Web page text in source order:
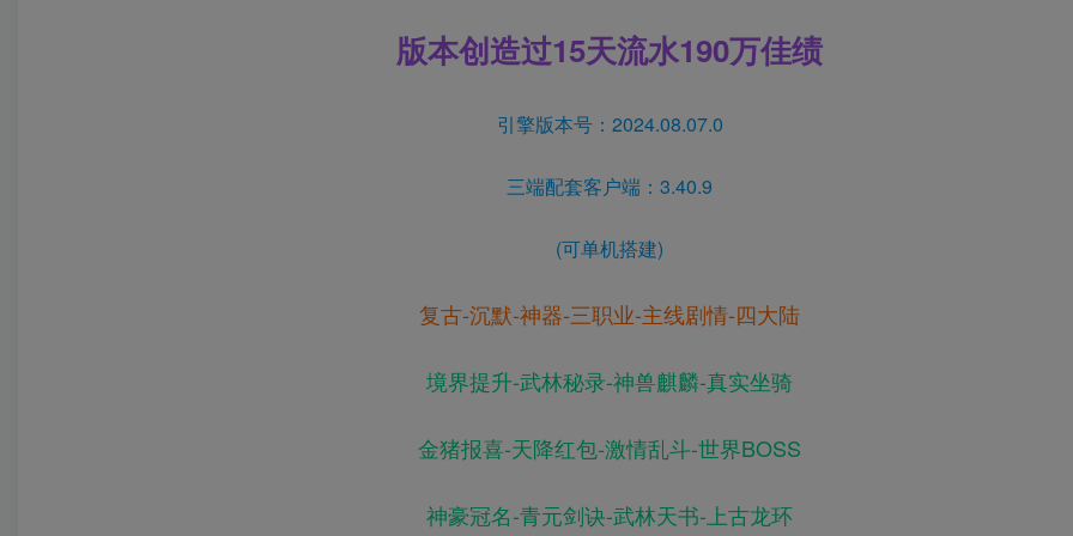
版本创造过15天流水190万佳绩
引擎版本号：2024.08.07.0
三端配套客户端：3.40.9
(可单机搭建)
复古-沉默-神器-三职业-主线剧情-四大陆
境界提升-武林秘录-神兽麒麟-真实坐骑
金猪报喜-天降红包-激情乱斗-世界BOSS
神豪冠名-青元剑诀-武林天书-上古龙环